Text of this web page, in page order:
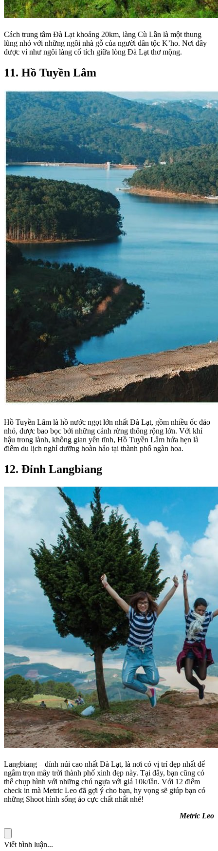
Cách trung tâm Đà Lạt khoảng 20km, làng Cù Lần là một thung
lũng nhỏ với những ngôi nhà gỗ của người dân tộc K’ho. Nơi đây
được ví như ngôi làng cổ tích giữa lòng Đà Lạt thơ mộng.
11. Hồ Tuyền Lâm
Hồ Tuyền Lâm là hồ nước ngọt lớn nhất Đà Lạt, gồm nhiều ốc đảo
nhỏ, được bao bọc bởi những cánh rừng thông rộng lớn. Với khí
hậu trong lành, không gian yên tĩnh, Hồ Tuyền Lâm hứa hẹn là
điểm du lịch nghỉ dưỡng hoàn hảo tại thành phố ngàn hoa.
12. Đỉnh Langbiang
Langbiang – đỉnh núi cao nhất Đà Lạt, là nơi có vị trí đẹp nhất để
ngắm trọn mây trời thành phố xinh đẹp này. Tại đây, bạn cũng có
thể chụp hình với những chú ngựa với giá 10k/lần. Với 12 điểm
check in mà Metric Leo đã gợi ý cho bạn, hy vọng sẽ giúp bạn có
những Shoot hình sống ảo cực chất nhất nhé!
Metric Leo
Viết bình luận...